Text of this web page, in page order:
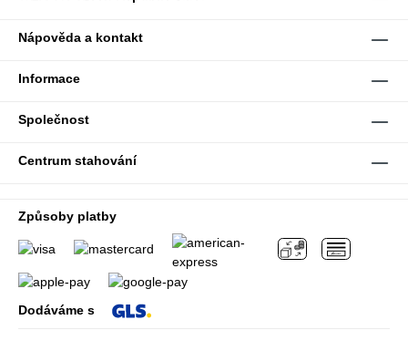
Nápověda a kontakt
Informace
Společnost
Centrum stahování
Způsoby platby
Dodáváme s